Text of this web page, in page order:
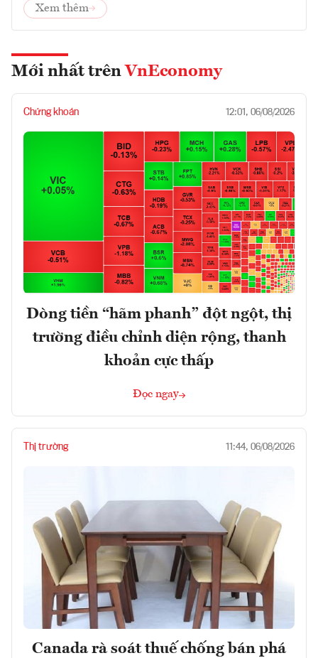
Xem thêm
Mới nhất trên VnEconomy
Chứng khoán 12:01, 06/08/2026
Dòng tiền “hãm phanh” đột ngột, thị
trường điều chỉnh diện rộng, thanh
khoản cực thấp
Đọc ngay
Thị trường 11:44, 06/08/2026
Canada rà soát thuế chống bán phá